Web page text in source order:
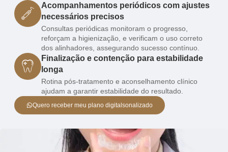
Acompanhamentos periódicos com ajustes
necessários precisos
Consultas periódicas monitoram o progresso,
reforçam a higienização, e verificam o uso correto
dos alinhadores, assegurando sucesso contínuo.
Finalização e contenção para estabilidade
longa
Rotina pós-tratamento e aconselhamento clínico
ajudam a garantir estabilidade do resultado.
Quero receber meu plano digitalsonalizado